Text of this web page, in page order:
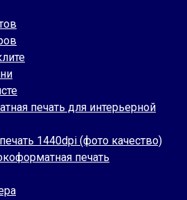
печать для интерьерной
1440dpi (фото качество)
печать